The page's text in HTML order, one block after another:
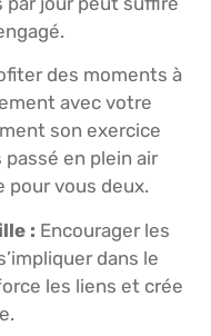
des moments à
avec votre
son exercice
en plein air
pour vous deux.
: Encourager les
dans le
les liens et crée